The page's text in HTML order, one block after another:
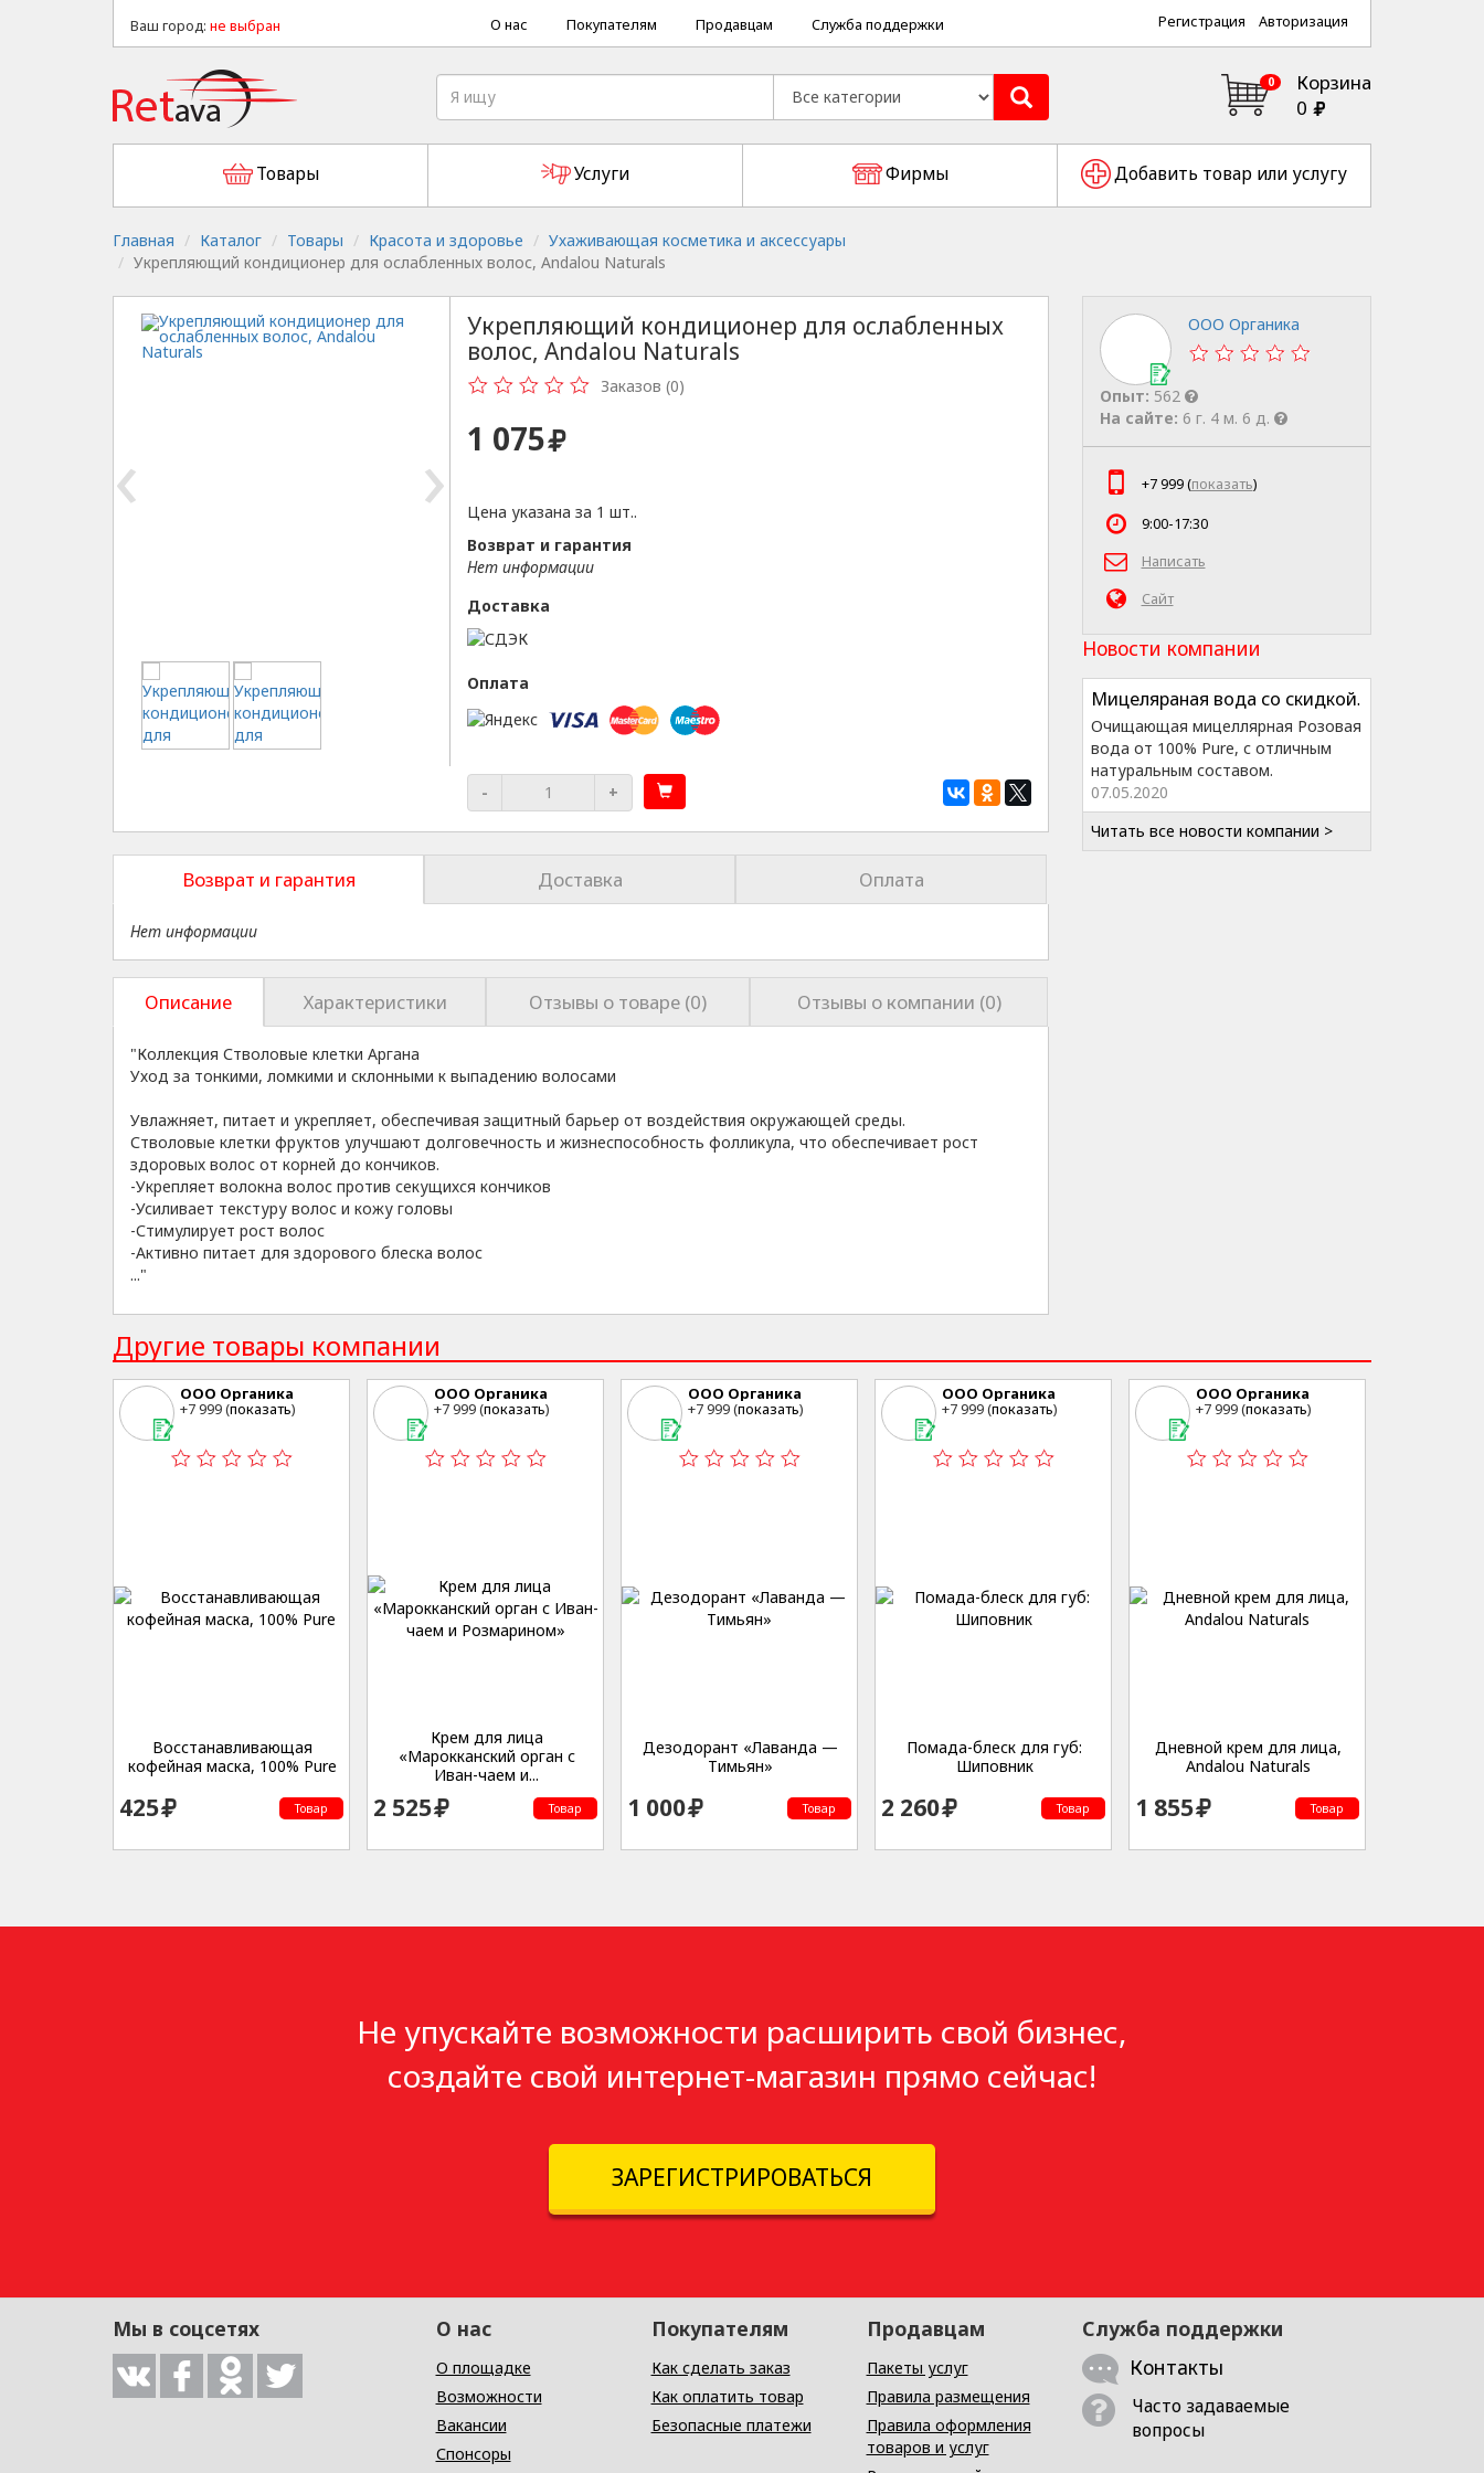
Ваш город: не выбран Регистрация Авторизация
О нас Покупателям Продавцам Служба поддержки
0
Корзина
0
Товары Услуги Фирмы Добавить товар или услугу
Главная Каталог Товары Красота и здоровье
Ухаживающая косметика и аксессуары
Укрепляющий кондиционер для ослабленных волос, Andalou Naturals
‹ ›
Укрепляющий кондиционер для ослабленных
волос, Andalou Naturals
Заказов (0)
1 075
Цена указана за 1 шт..
Возврат и гарантия
Нет информации
Доставка
Оплата
- +
Возврат и гарантия Доставка Оплата
Нет информации
Описание Характеристики Отзывы о товаре (0) Отзывы о компании (0)
"Коллекция Стволовые клетки Аргана
Уход за тонкими, ломкими и склонными к выпадению волосами
Увлажняет, питает и укрепляет, обеспечивая защитный барьер от воздействия окружающей среды.
Стволовые клетки фруктов улучшают долговечность и жизнеспособность фолликула, что обеспечивает рост
здоровых волос от корней до кончиков.
-Укрепляет волокна волос против секущихся кончиков
-Усиливает текстуру волос и кожу головы
-Стимулирует рост волос
-Активно питает для здорового блеска волос
..."
ООО Органика
Опыт: 562
На сайте: 6 г. 4 м. 6 д.
+7 999 (показать)
9:00-17:30
Написать
Сайт
Новости компании
Мицеляраная вода со скидкой.
Очищающая мицеллярная Розовая
вода от 100% Pure, с отличным
натуральным составом.
07.05.2020
Читать все новости компании >
Другие товары компании
ООО Органика
+7 999 (показать)
Восстанавливающая
кофейная маска, 100% Pure
425 Товар
ООО Органика
+7 999 (показать)
Крем для лица
«Марокканский орган с
Иван-чаем и...
2 525 Товар
ООО Органика
+7 999 (показать)
Дезодорант «Лаванда —
Тимьян»
1 000 Товар
ООО Органика
+7 999 (показать)
Помада-блеск для губ:
Шиповник
2 260 Товар
ООО Органика
+7 999 (показать)
Дневной крем для лица,
Andalou Naturals
1 855 Товар
Не упускайте возможности расширить свой бизнес,
создайте свой интернет-магазин прямо сейчас!
ЗАРЕГИСТРИРОВАТЬСЯ
Мы в соцсетях О нас
О площадке
Возможности
Вакансии
Спонсоры
Покупателям
Как сделать заказ
Как оплатить товар
Безопасные платежи
Продавцам
Пакеты услуг
Правила размещения
Правила оформления
товаров и услуг
Служба поддержки
Контакты
Часто задаваемые
вопросы